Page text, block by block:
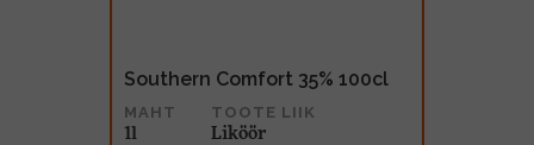
Southern Comfort 35% 100cl
MAHT
1l
TOOTE LIIK
Liköör